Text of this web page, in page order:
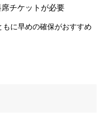
チケットが必要
に早めの確保がおすすめ